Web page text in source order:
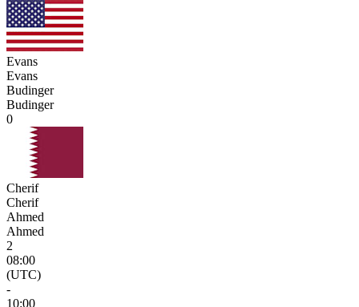
Evans
Evans
Budinger
Budinger
0
Cherif
Cherif
Ahmed
Ahmed
2
08:00
(UTC)
-
10:00